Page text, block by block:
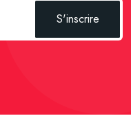
S'inscrire